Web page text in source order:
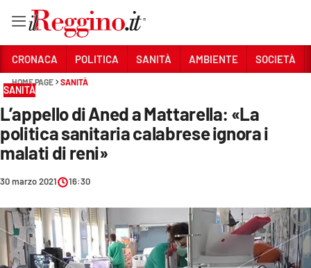
Sezioni
CRONACA
POLITICA
SANITÀ
AMBIENTE
SOCIETÀ
CRONACA POLITICA SANITÀ AMBIENTE SOCIETÀ
HOME PAGE SANITÀ
SANITÀ
L’appello di Aned a Mattarella: «La
politica sanitaria calabrese ignora i
malati di reni»
30 marzo 2021 16:30